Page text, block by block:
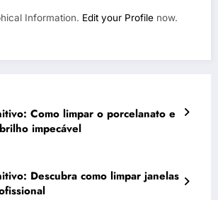
Information. Edit your Profile now.
Como limpar o porcelanato e
impecável
Descubra como limpar janelas